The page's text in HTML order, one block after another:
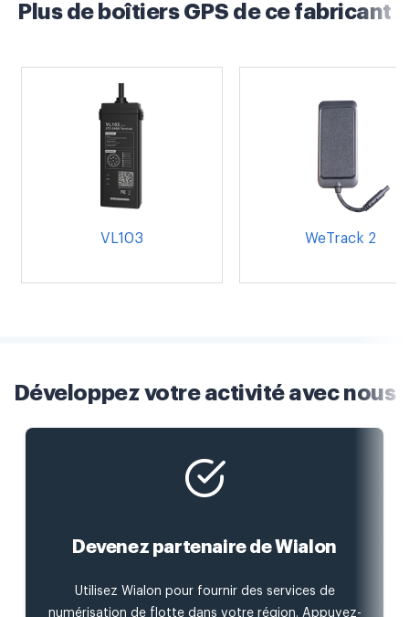
Plus de boîtiers GPS de ce fabricant
VL103 WeTrack 2
Développez votre activité avec nous
Devenez partenaire de Wialon
Utilisez Wialon pour fournir des services de
numérisation de flotte dans votre région. Appuyez-